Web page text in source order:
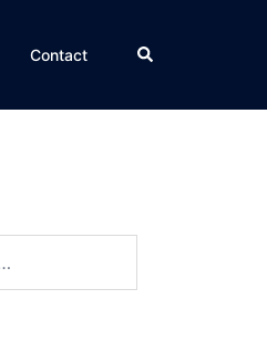
Contact Rechercher